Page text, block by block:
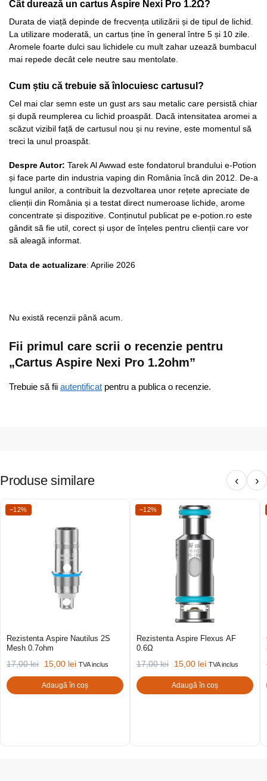
Cât durează un cartus Aspire Nexi Pro 1.2Ω?
Durata de viață depinde de frecvența utilizării și de tipul de lichid.
La utilizare moderată, un cartus ține în general între 5 și 10 zile.
Aromele foarte dulci sau lichidele cu mult zahar uzează bumbacul
mai repede decât cele neutre sau mentolate.
Cum știu că trebuie să înlocuiesc cartusul?
Cel mai clar semn este un gust ars sau metalic care persistă chiar
și după reumplerea cu lichid proaspăt. Dacă intensitatea aromei a
scăzut vizibil față de cartusul nou și nu revine, este momentul să
treci la unul proaspăt.
Despre Autor: Tarek Al Awwad este fondatorul brandului e-Potion
și face parte din industria vaping din România încă din 2012. De-a
lungul anilor, a contribuit la dezvoltarea unor rețete apreciate de
clienții din România și a testat direct numeroase lichide, arome
concentrate și dispozitive. Conținutul publicat pe e-potion.ro este
gândit să fie util, corect și ușor de înțeles pentru clienții care vor
să aleagă informat.
Data de actualizare: Aprilie 2026
Nu există recenzii până acum.
Fii primul care scrii o recenzie pentru
„Cartus Aspire Nexi Pro 1.2ohm”
Trebuie să fii autentificat pentru a publica o recenzie.
Produse similare ‹ ›
−12%
Rezistenta Aspire Nautilus 2S
Mesh 0.7ohm
17,00lei 15,00 lei TVA inclus
Adaugă în coș
−12%
Rezistenta Aspire Flexus AF
0.6Ω
17,00lei 15,00 lei TVA inclus
Adaugă în coș